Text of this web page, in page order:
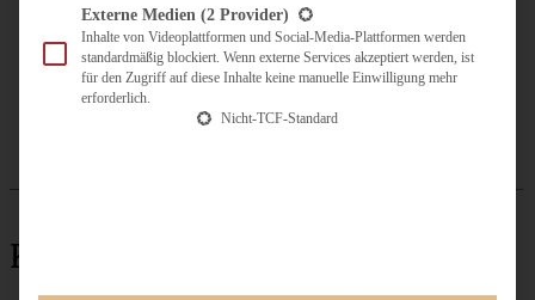
ZUSAMMENARBEIT
Kartoffelsalat
Externe Medien (2 Provider)
Inhalte von Videoplattformen und Social-Media-Plattformen werden
standardmäßig blockiert. Wenn externe Services akzeptiert werden, ist
für den Zugriff auf diese Inhalte keine manuelle Einwilligung mehr
erforderlich.
Nicht-TCF-Standard